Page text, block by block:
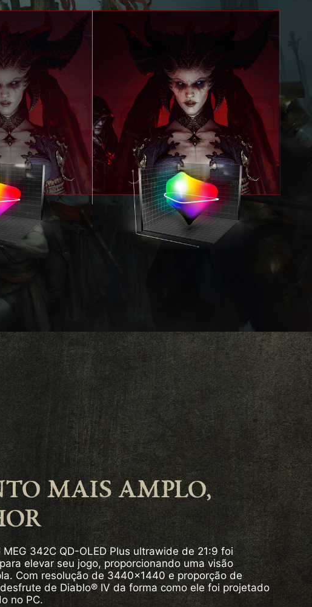
MAIS AMPLO,
MEG 342C QD-OLED Plus ultrawide de 21:9 foi
elevar seu jogo, proporcionando uma visão
Com resolução de 3440x1440 e proporção de
de Diablo® IV da forma como ele foi projetado
no PC.